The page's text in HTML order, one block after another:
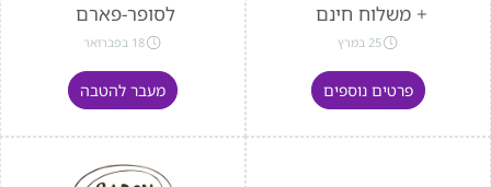
+ משלוח חינם
25 במרץ
פרטים נוספים
לסופר-פארם
18 בפברואר
מעבר להטבה